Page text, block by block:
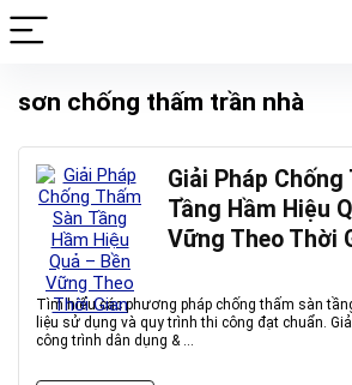
sơn chống thấm trần nhà
Giải Pháp Chống
Tầng Hầm Hiệu
Vững Theo Thời
Tìm hiểu các phương pháp chống thấm sàn
liệu sử dụng và quy trình thi công đạt chuẩn.
công trình dân dụng & ...